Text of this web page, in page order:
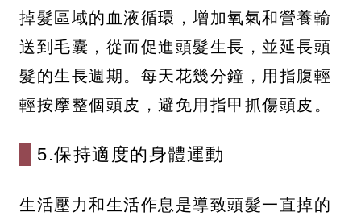
掉髮區域的血液循環，增加氧氣和營養輸
送到毛囊，從而促進頭髮生長，並延長頭
髮的生長週期。每天花幾分鐘，用指腹輕
輕按摩整個頭皮，避免用指甲抓傷頭皮。
5.保持適度的身體運動
生活壓力和生活作息是導致頭髮一直掉的